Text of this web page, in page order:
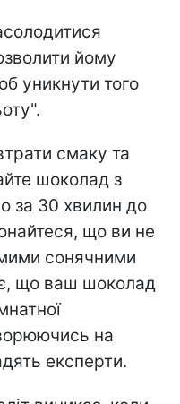
йому
уникнути того
смаку та
шоколад з
за 30 хвилин до
що ви не
сонячними
що ваш шоколад
на
експерти.